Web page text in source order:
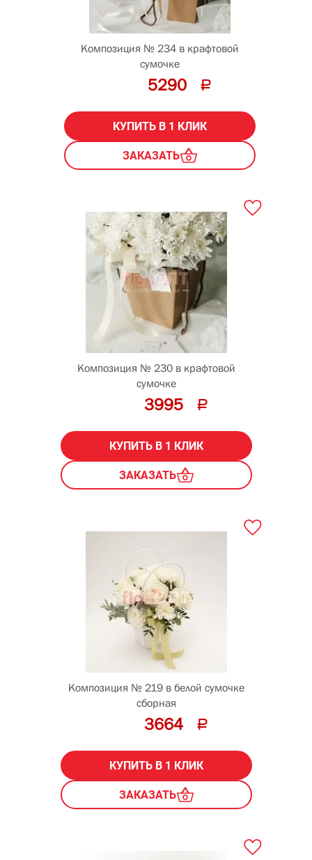
Композиция № 234 в крафтовой
сумочке
5290
КУПИТЬ В 1 КЛИК
ЗАКАЗАТЬ
Композиция № 230 в крафтовой
сумочке
3995
КУПИТЬ В 1 КЛИК
ЗАКАЗАТЬ
Композиция № 219 в белой сумочке
сборная
3664
КУПИТЬ В 1 КЛИК
ЗАКАЗАТЬ